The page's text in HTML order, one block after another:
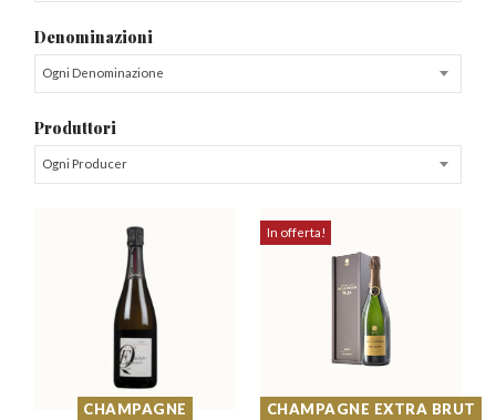
Denominazioni
Ogni Denominazione
Produttori
Ogni Producer
CHAMPAGNE
In offerta!
CHAMPAGNE EXTRA BRUT